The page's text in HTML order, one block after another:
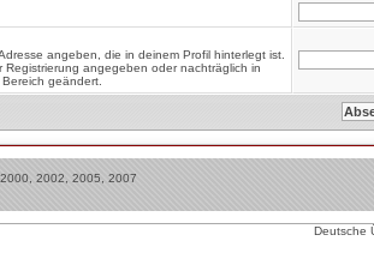
angeben, die in deinem Profil hinterlegt ist.
Registrierung angegeben oder nachträglich in
geändert.
2002, 2005, 2007
Deutsche